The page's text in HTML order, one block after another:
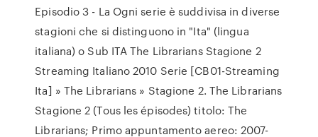
Episodio 3 - La Ogni serie è suddivisa in diverse
stagioni che si distinguono in "Ita" (lingua
italiana) o Sub ITA The Librarians Stagione 2
Streaming Italiano 2010 Serie [CB01-Streaming
Ita] » The Librarians » Stagione 2. The Librarians
Stagione 2 (Tous les épisodes) titolo: The
Librarians; Primo appuntamento aereo: 2007-